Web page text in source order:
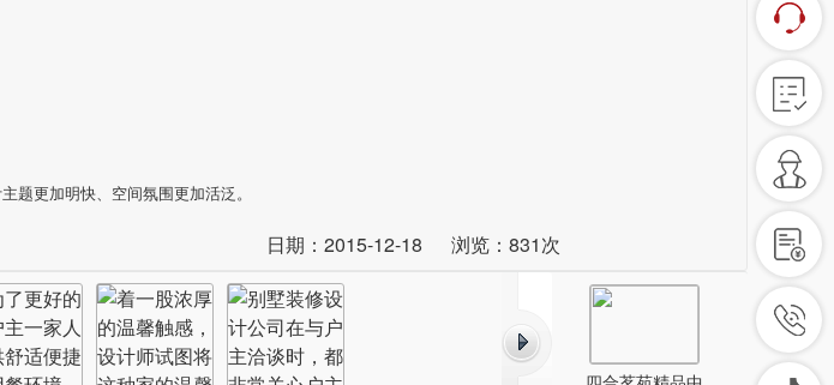
题更加明快、空间氛围更加活泛。
日期：2015-12-18 浏览： 831次